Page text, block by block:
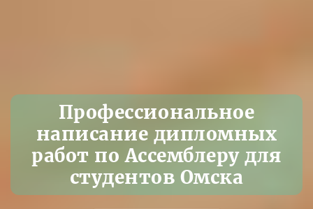
Профессиональное
написание дипломных
работ по Ассемблеру для
студентов Омска